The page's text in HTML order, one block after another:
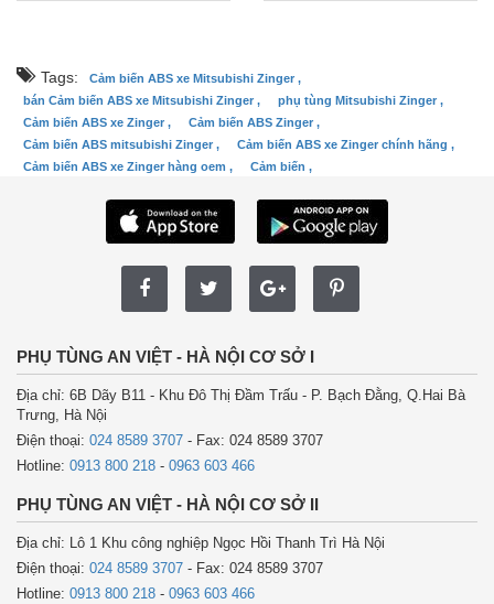
Tags:
Cảm biến ABS xe Mitsubishi Zinger ,
bán Cảm biến ABS xe Mitsubishi Zinger ,
phụ tùng Mitsubishi Zinger ,
Cảm biến ABS xe Zinger ,
Cảm biến ABS Zinger ,
Cảm biến ABS mitsubishi Zinger ,
Cảm biến ABS xe Zinger chính hãng ,
Cảm biến ABS xe Zinger hàng oem ,
Cảm biến ,
PHỤ TÙNG AN VIỆT - HÀ NỘI CƠ SỞ I
Địa chỉ: 6B Dãy B11 - Khu Đô Thị Đầm Trấu - P. Bạch Đằng, Q.Hai Bà
Trưng, Hà Nội
Điện thoại: 024 8589 3707 - Fax: 024 8589 3707
Hotline: 0913 800 218 - 0963 603 466
PHỤ TÙNG AN VIỆT - HÀ NỘI CƠ SỞ II
Địa chỉ: Lô 1 Khu công nghiệp Ngọc Hồi Thanh Trì Hà Nội
Điện thoại: 024 8589 3707 - Fax: 024 8589 3707
Hotline: 0913 800 218 - 0963 603 466